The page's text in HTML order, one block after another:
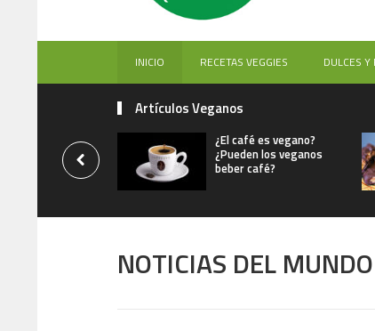
INICIO RECETAS VEGGIES DULCES
Artículos Veganos
¿El café es vegano?
¿Pueden los veganos
beber café?
NOTICIAS DEL